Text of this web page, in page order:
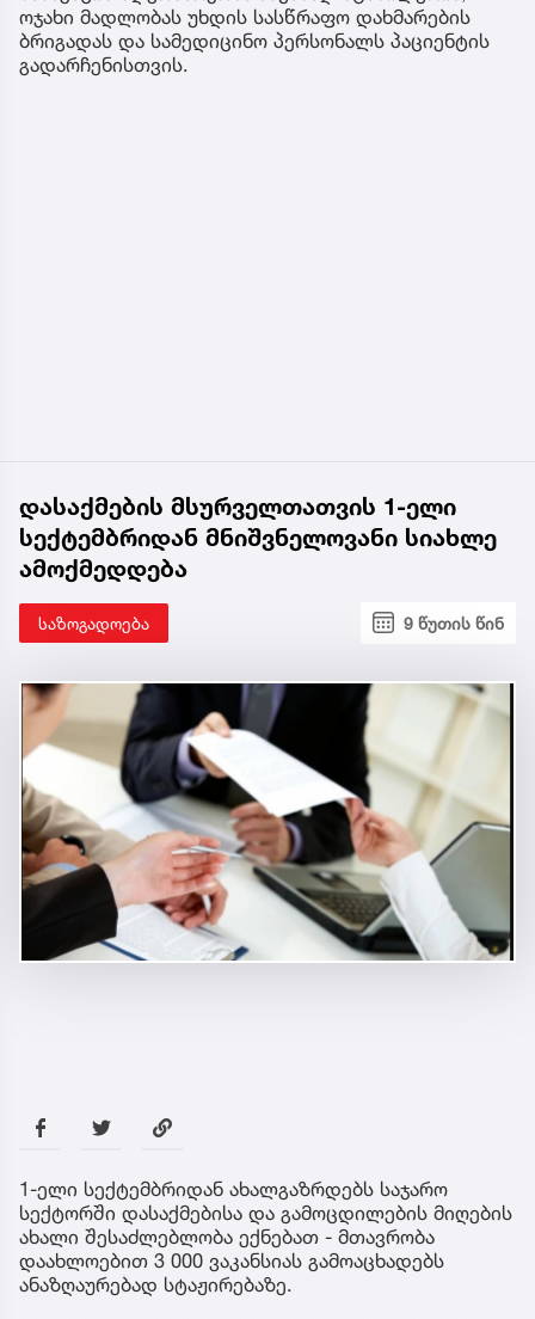
ოჯახი მადლობას უხდის სასწრაფო დახმარების
ბრიგადას და სამედიცინო პერსონალს პაციენტის
გადარჩენისთვის.
დასაქმების მსურველთათვის 1-ელი
სექტემბრიდან მნიშვნელოვანი სიახლე
ამოქმედდება
საზოგადოება 9 წუთის წინ
1-ელი სექტემბრიდან ახალგაზრდებს საჯარო
სექტორში დასაქმებისა და გამოცდილების მიღების
ახალი შესაძლებლობა ექნებათ - მთავრობა
დაახლოებით 3 000 ვაკანსიას გამოაცხადებს
ანაზღაურებად სტაჟირებაზე.